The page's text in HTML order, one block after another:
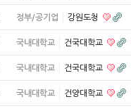
정부/공기업 강원도청
국내대학교 건국대학교
국내대학교 건국대학교
국내대학교 건양대학교